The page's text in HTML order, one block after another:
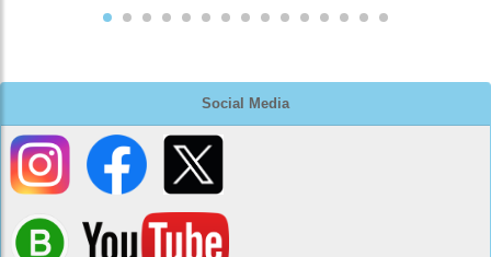
Social Media